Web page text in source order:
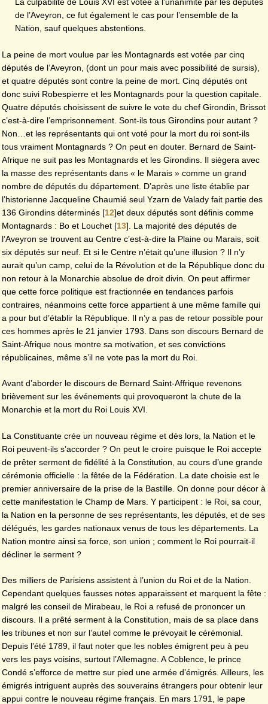
de l’Aveyron, ce fut également le cas pour l’ensemble de la
Nation, sauf quelques abstentions.
La peine de mort voulue par les Montagnards est votée par cinq
députés de l’Aveyron, (dont un pour mais avec possibilité de sursis),
et quatre députés sont contre la peine de mort. Cinq députés ont
donc suivi Robespierre et les Montagnards pour la question capitale.
Quatre députés choisissent de suivre le vote du chef Girondin, Brissot
c’est-à-dire l’emprisonnement. Sont-ils tous Girondins pour autant ?
Non…et les représentants qui ont voté pour la mort du roi sont-ils
tous vraiment Montagnards ? On peut en douter. Bernard de Saint-
Afrique ne suit pas les Montagnards et les Girondins. Il siègera avec
la masse des représentants dans « le Marais » comme un grand
nombre de députés du département. D’après une liste établie par
l’historienne Jacqueline Chaumié seul Yzarn de Valady fait partie des
136 Girondins déterminés [12]et deux députés sont définis comme
Montagnards : Bo et Louchet [13] . La majorité des députés de
l’Aveyron se trouvent au Centre c’est-à-dire la Plaine ou Marais, soit
six députés sur neuf. Et si le Centre n’était qu’une illusion ? Il n’y
aurait qu’un camp, celui de la Révolution et de la République donc du
non retour à la Monarchie absolue de droit divin. On peut affirmer
que cette force politique est fractionnée en tendances parfois
contraires, néanmoins cette force appartient à une même famille qui
a pour but d’établir la République. Il n’y a pas de retour possible pour
ces hommes après le 21 janvier 1793. Dans son discours Bernard de
Saint-Afrique nous montre sa motivation, et ses convictions
républicaines, même s’il ne vote pas la mort du Roi.
Avant d’aborder le discours de Bernard Saint-Affrique revenons
brièvement sur les événements qui provoqueront la chute de la
Monarchie et la mort du Roi Louis XVI.
La Constituante crée un nouveau régime et dès lors, la Nation et le
Roi peuvent-ils s’accorder ? On peut le croire puisque le Roi accepte
de prêter serment de fidélité à la Constitution, au cours d’une grande
cérémonie officielle : la fêtée de la Fédération. La date choisie est le
premier anniversaire de la prise de la Bastille. On donne pour décor à
cette manifestation le Champ de Mars. Y participent : le Roi, sa cour,
la Nation en la personne de ses représentants, les députés, et de ses
délégués, les gardes nationaux venus de tous les départements. La
Nation montre ainsi sa force, son union ; comment le Roi pourrait-il
décliner le serment ?
Des milliers de Parisiens assistent à l’union du Roi et de la Nation.
Cependant quelques fausses notes apparaissent et marquent la fête :
malgré les conseil de Mirabeau, le Roi a refusé de prononcer un
discours. Il a prêté serment à la Constitution, mais de sa place dans
les tribunes et non sur l’autel comme le prévoyait le cérémonial.
Depuis l’été 1789, il faut noter que les nobles émigrent peu à peu
vers les pays voisins, surtout l’Allemagne. A Coblence, le prince
Condé s’efforce de mettre sur pied une armée d’émigrés. Ailleurs, les
émigrés intriguent auprès des souverains étrangers pour obtenir leur
appui contre le nouveau régime français. En mars 1791, le pape